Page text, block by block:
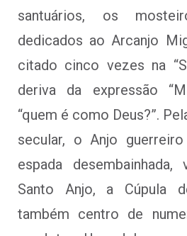
santuários, os
dedicados ao Arcanjo
citado cinco vezes na
deriva da expressão
“quem é como Deus?”.
secular, o Anjo
espada
Santo Anjo, a Cúpula
também centro de